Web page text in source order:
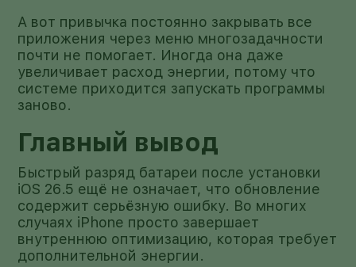
А вот привычка постоянно закрывать все
приложения через меню многозадачности
почти не помогает. Иногда она даже
увеличивает расход энергии, потому что
системе приходится запускать программы
заново.
Главный вывод
Быстрый разряд батареи после установки
iOS 26.5 ещё не означает, что обновление
содержит серьёзную ошибку. Во многих
случаях iPhone просто завершает
внутреннюю оптимизацию, которая требует
дополнительной энергии.